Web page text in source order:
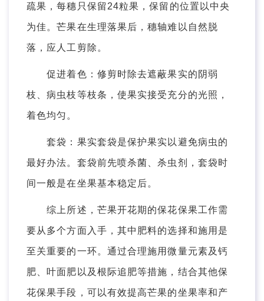
疏果，每穗只保留24粒果，保留的位置以中央
为佳。芒果在生理落果后，穗轴难以自然脱
落，应人工剪除。
促进着色：修剪时除去遮蔽果实的阴弱
枝、病虫枝等枝条，使果实接受充分的光照，
着色均匀。
套袋：果实套袋是保护果实以避免病虫的
最好办法。套袋前先喷杀菌、杀虫剂，套袋时
间一般是在坐果基本稳定后。
综上所述，芒果开花期的保花保果工作需
要从多个方面入手，其中肥料的选择和施用是
至关重要的一环。通过合理施用微量元素及钙
肥、叶面肥以及根际追肥等措施，结合其他保
花保果手段，可以有效提高芒果的坐果率和产